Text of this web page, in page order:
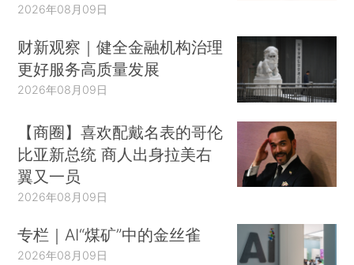
2026年08月09日
财新观察｜健全金融机构治理
更好服务高质量发展
2026年08月09日
【商圈】喜欢配戴名表的哥伦
比亚新总统 商人出身拉美右
翼又一员
2026年08月09日
专栏｜AI“煤矿”中的金丝雀
2026年08月09日